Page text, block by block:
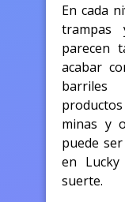
En cada
parecen
acabar
minas y
puede
en
suerte.